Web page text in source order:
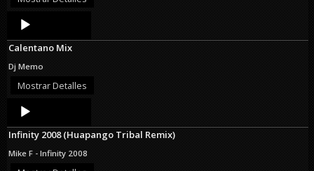
Audio
Player
Calentano Mix
Dj Memo
Mostrar Detalles
Audio
Player
Infinity 2008 (Huapango Tribal Remix)
Mike F - Infinity 2008